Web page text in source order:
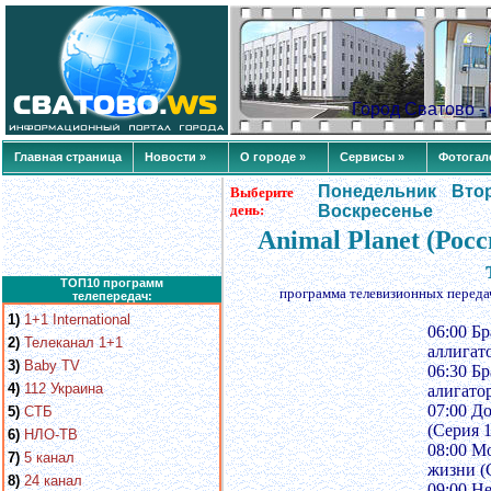
Город Сватово
Главная страница Новости » О городе » Сервисы »
ТОП10 программ
телепередач:
1) 1+1 International
2) Телеканал 1+1
3) Baby TV
4) 112 Украина
5) СТБ
6) НЛО-ТВ
7) 5 канал
8) 24 канал
Выберите
день:
Понедельник
Воскресенье
Animal Planet
программа телевизионных
06:00
06:30
07:00
(Серия
08:00
жизни